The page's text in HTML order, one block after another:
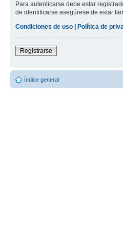
Para autenticarse debe estar
de identificarse asegúrese de estar
Condiciones de uso
Política de
Registrarse
Índice general